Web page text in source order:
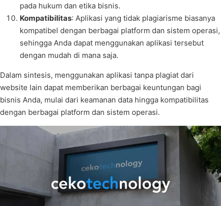
pada hukum dan etika bisnis.
Kompatibilitas: Aplikasi yang tidak plagiarisme biasanya
kompatibel dengan berbagai platform dan sistem operasi,
sehingga Anda dapat menggunakan aplikasi tersebut
dengan mudah di mana saja.
Dalam sintesis, menggunakan aplikasi tanpa plagiat dari
website lain dapat memberikan berbagai keuntungan bagi
bisnis Anda, mulai dari keamanan data hingga kompatibilitas
dengan berbagai platform dan sistem operasi.